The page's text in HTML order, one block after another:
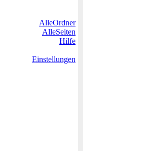
AlleOrdner
AlleSeiten
Hilfe
Einstellungen